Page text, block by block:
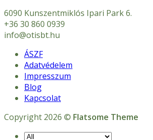
6090 Kunszentmiklós Ipari Park 6.
+36 30 860 0939
info@otisbt.hu
ÁSZF
Adatvédelem
Impresszum
Blog
Kapcsolat
Copyright 2026 © Flatsome Theme